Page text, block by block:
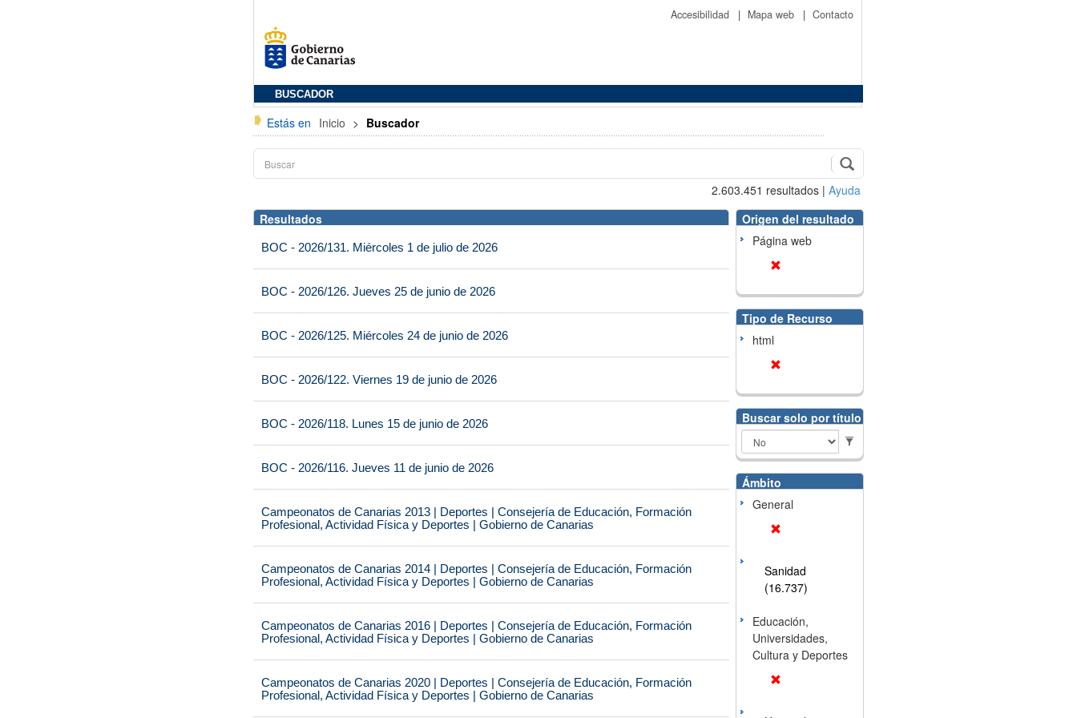
Accesibilidad | Mapa web | Contacto
BUSCADOR
Estás en Inicio > Buscador
2.603.451 resultados | Ayuda
Resultados
BOC - 2026/131. Miércoles 1 de julio de 2026
BOC - 2026/126. Jueves 25 de junio de 2026
BOC - 2026/125. Miércoles 24 de junio de 2026
BOC - 2026/122. Viernes 19 de junio de 2026
BOC - 2026/118. Lunes 15 de junio de 2026
BOC - 2026/116. Jueves 11 de junio de 2026
Campeonatos de Canarias 2013 | Deportes | Consejería de Educación, Formación
Profesional, Actividad Física y Deportes | Gobierno de Canarias
Campeonatos de Canarias 2014 | Deportes | Consejería de Educación, Formación
Profesional, Actividad Física y Deportes | Gobierno de Canarias
Campeonatos de Canarias 2016 | Deportes | Consejería de Educación, Formación
Profesional, Actividad Física y Deportes | Gobierno de Canarias
Campeonatos de Canarias 2020 | Deportes | Consejería de Educación, Formación
Profesional, Actividad Física y Deportes | Gobierno de Canarias
Origen del resultado
Página web
Tipo de Recurso
html
Buscar solo por título
Ámbito
General
Sanidad
(16.737)
Educación,
Universidades,
Cultura y Deportes